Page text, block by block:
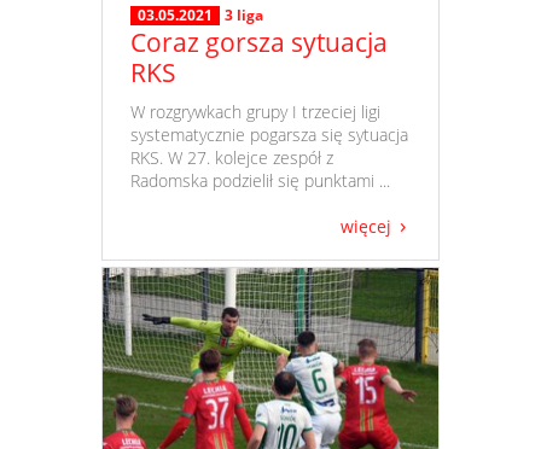
03.05.2021 3 liga
Coraz gorsza sytuacja
RKS
​ W rozgrywkach grupy I trzeciej ligi
systematycznie pogarsza się sytuacja
RKS. W 27. kolejce zespół z
Radomska podzielił się punktami ...
więcej